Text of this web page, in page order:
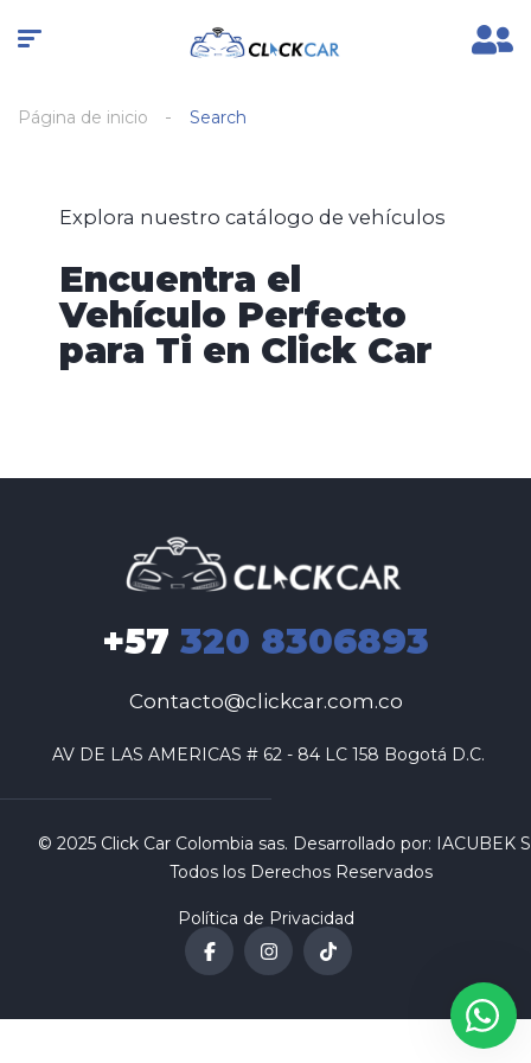
Página de inicio Search
Explora nuestro catálogo de vehículos
Encuentra el
Vehículo Perfecto
para Ti en Click Car
+57 320 8306893
Contacto@clickcar.com.co
AV DE LAS AMERICAS # 62 - 84 LC 158 Bogotá D.C.
© 2025 Click Car Colombia sas. Desarrollado por: IACUBEK
Todos los Derechos Reservados
Política de Privacidad